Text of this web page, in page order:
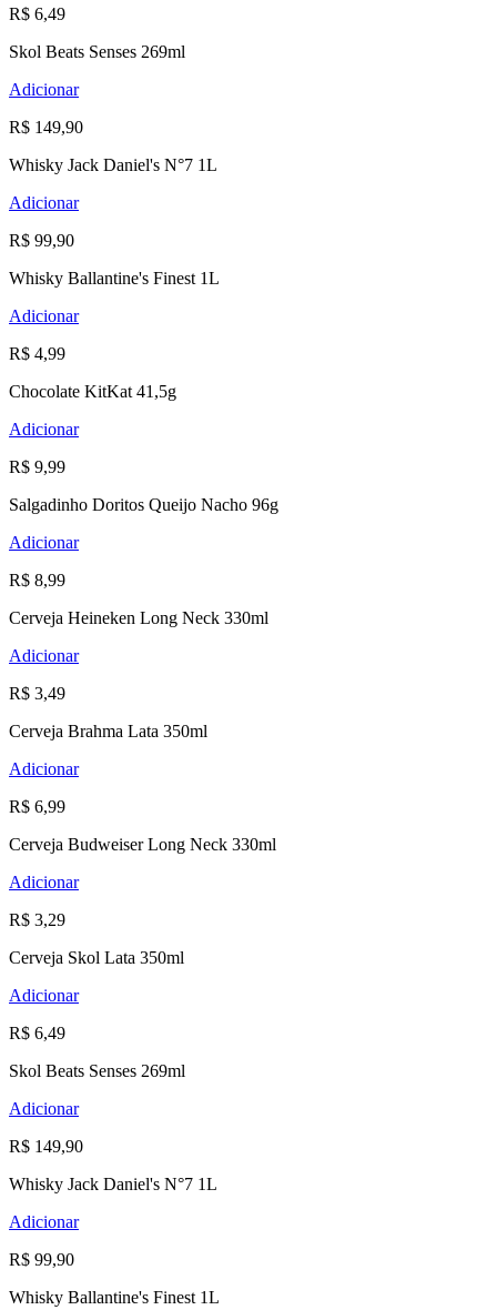
R$ 6,49
Skol Beats Senses 269ml
Adicionar
R$ 149,90
Whisky Jack Daniel's N°7 1L
Adicionar
R$ 99,90
Whisky Ballantine's Finest 1L
Adicionar
R$ 4,99
Chocolate KitKat 41,5g
Adicionar
R$ 9,99
Salgadinho Doritos Queijo Nacho 96g
Adicionar
R$ 8,99
Cerveja Heineken Long Neck 330ml
Adicionar
R$ 3,49
Cerveja Brahma Lata 350ml
Adicionar
R$ 6,99
Cerveja Budweiser Long Neck 330ml
Adicionar
R$ 3,29
Cerveja Skol Lata 350ml
Adicionar
R$ 6,49
Skol Beats Senses 269ml
Adicionar
R$ 149,90
Whisky Jack Daniel's N°7 1L
Adicionar
R$ 99,90
Whisky Ballantine's Finest 1L